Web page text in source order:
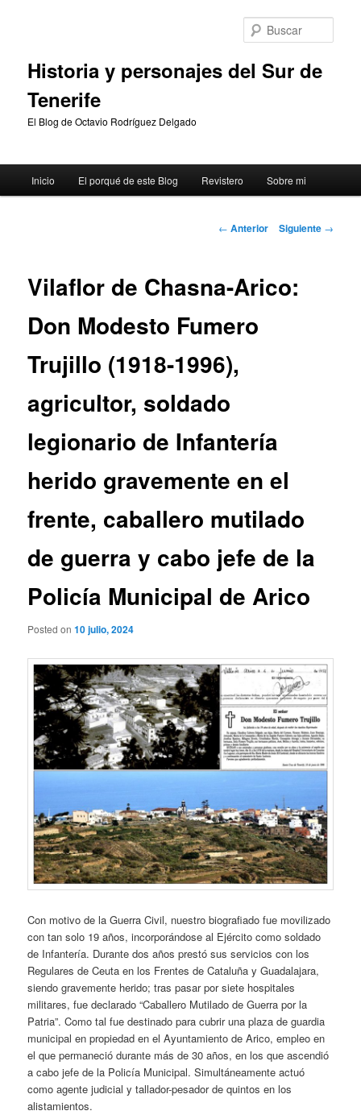
Historia y personajes del Sur de
Tenerife
El Blog de Octavio Rodríguez Delgado
principal
Inicio El porqué de este Blog Revistero Sobre mi
Navegación
← Anterior Siguiente →
Vilaflor de Chasna-Arico:
Don Modesto Fumero
Trujillo (1918-1996),
agricultor, soldado
legionario de Infantería
herido gravemente en el
frente, caballero mutilado
de guerra y cabo jefe de la
Policía Municipal de Arico
Posted on10 julio, 2024
Con motivo de la Guerra Civil, nuestro biografiado fue movilizado
con tan solo 19 años, incorporándose al Ejército como soldado
de Infantería. Durante dos años prestó sus servicios con los
Regulares de Ceuta en los Frentes de Cataluña y Guadalajara,
siendo gravemente herido; tras pasar por siete hospitales
militares, fue declarado “Caballero Mutilado de Guerra por la
Patria”. Como tal fue destinado para cubrir una plaza de guardia
municipal en propiedad en el Ayuntamiento de Arico, empleo en
el que permaneció durante más de 30 años, en los que ascendió
a cabo jefe de la Policía Municipal. Simultáneamente actuó
como agente judicial y tallador-pesador de quintos en los
alistamientos.